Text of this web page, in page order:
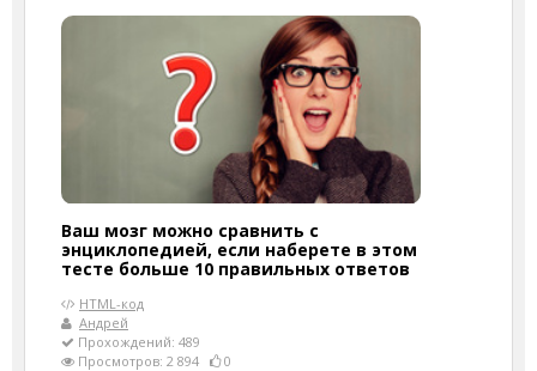
Ваш мозг можно сравнить с
энциклопедией, если наберете в этом
тесте больше 10 правильных ответов
HTML-код
Андрей
Прохождений: 489
Просмотров: 2 894
0